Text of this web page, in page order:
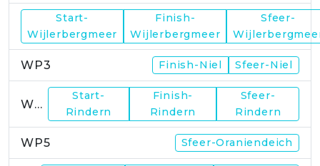
Start-
Wijlerbergmeer
Finish-
Wijlerbergmeer
Sfeer-
WP3 Finish-Niel Sfeer-Niel
WP4
Start-
Rindern
Finish-
Rindern
Sfeer-
Rindern
WP5 Sfeer-Oraniendeich